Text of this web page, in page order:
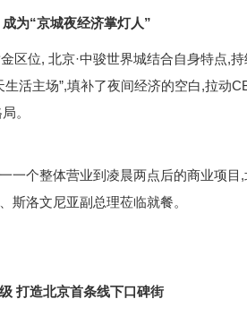
成为“京城夜经济掌灯人”
位, 北京·中骏世界城结合自身特点,持
生活主场”,填补了夜间经济的空白,拉动
。
个整体营业到凌晨两点后的商业项目,
斯洛文尼亚副总理莅临就餐。
打造北京首条线下口碑街